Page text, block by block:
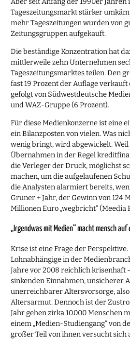
Tageszeitungsmarkt stärker
mehr Tageszeitungen wurden von
Zeitungsgruppen aufgekauft.
Die beständige Konzentration hat
mittlerweile zehn Unternehmen
Tageszeitungsmarktes teilen. Den
fast 19 Prozent der Auflage
gefolgt von Südwestdeutsche
und WAZ-Gruppe (6 Prozent).
Für diese Medienkonzerne ist eine
ein Bilanzposten von vielen. Was
wenig bringt, wird abgewickelt.
Übernahmen in der Regel
die Verleger der Druck, möglichst
machen, um die aufgelaufenen
die Analysten alarmiert bereits,
Gruner + Jahr, der Gewinn von 124
Millionen Euro „wegbricht“ (Meedia
„Irgendwas mit Medien“ macht mensch auf
Krise ist eine Frage der
Lohnabhängige in der
Jahre vor 2008 reichlich krisenhaft
sinkenden Einnahmen, unsicherer
unerreichbarer Altersvorsorge,
Altersarmut. Dennoch ist der
Jahr gehen zirka 10.000 Menschen
einem „Medien-Studiengang“ von
großer Teil von ihnen versucht sich